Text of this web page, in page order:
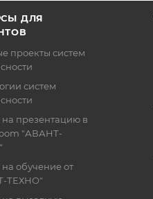
ДЛЯ
проекты систем
систем
на презентацию в
"АВАНТ-
на обучение от
ТЕХНО"